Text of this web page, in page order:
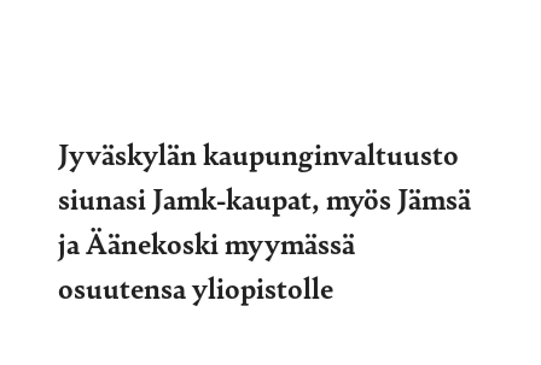
Jyväskylän kaupunginvaltuusto
siunasi Jamk-kaupat, myös Jämsä
ja Äänekoski myymässä
osuutensa yliopistolle